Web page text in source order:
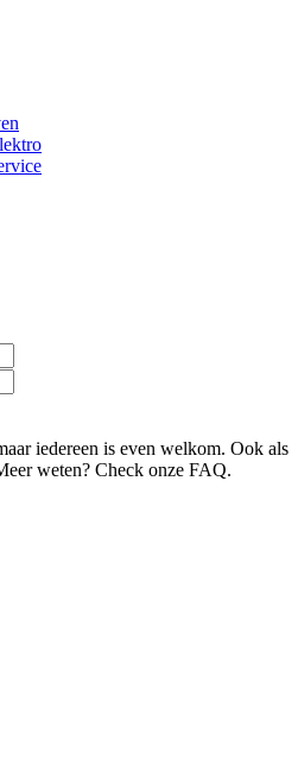
iedereen is even welkom. Ook als
weten? Check onze FAQ.